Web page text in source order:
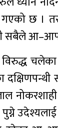
छ ।
सबैले
चलेका
नोकरशाही
पुग्ने